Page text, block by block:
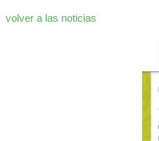
volver a las noticias